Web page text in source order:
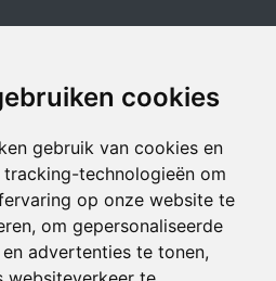
cookies
gebruik van cookies en
tracking-technologieën om
op onze website te
om gepersonaliseerde
advertenties te tonen,